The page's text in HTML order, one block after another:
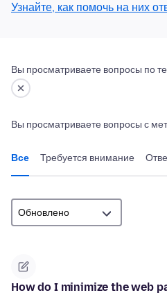
Узнайте, как помочь на них
Вы просматриваете вопросы по
Вы просматриваете вопросы с
Все Требуется внимание
How do I minimize the web